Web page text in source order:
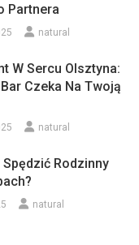
Partnera
natural
W Sercu Olsztyna:
Czeka Na Twoją
natural
Rodzinny
natural